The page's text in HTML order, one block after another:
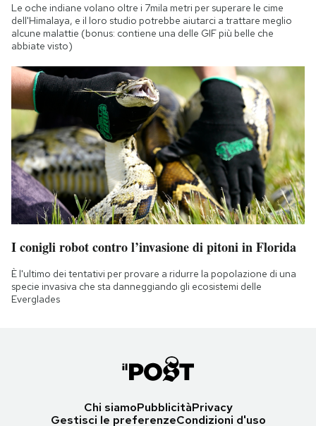
Le oche indiane volano oltre i 7mila metri per superare le cime
dell'Himalaya, e il loro studio potrebbe aiutarci a trattare meglio
alcune malattie (bonus: contiene una delle GIF più belle che
abbiate visto)
I conigli robot contro l’invasione di pitoni in Florida
È l'ultimo dei tentativi per provare a ridurre la popolazione di una
specie invasiva che sta danneggiando gli ecosistemi delle
Everglades
Chi siamoPubblicitàPrivacy
Gestisci le preferenzeCondizioni d'uso